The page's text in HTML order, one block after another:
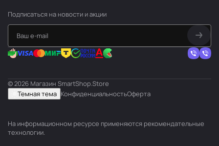
Подписаться на новости и акции
© 2026 Магазин SmartShop.Store
Темная тема КонфиденциальностьОферта
На информационном ресурсе применяются рекомендательные
технологии.